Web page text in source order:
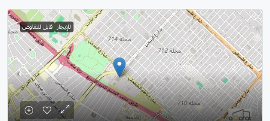
للإيجار قابل للتفاوض